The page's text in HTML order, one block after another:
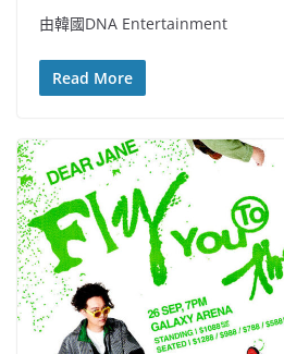
由韓國DNA Entertainment
Read More